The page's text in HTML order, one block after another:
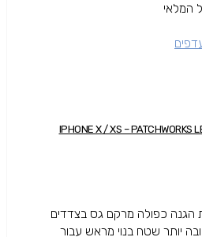
המלאי
הגנה כפולה מרקם גס בצדדים
יותר שטח בנוי מראש עבור